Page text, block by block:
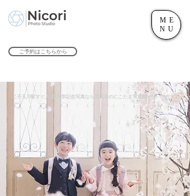
世田谷のフォトスタジオ「にこたま写真館 Nicori」｜二子玉川駅
​２０２４年で創業１０４周年を迎えます！
ご予約はこちらから
ME
NU
二子玉川駅すぐ入園/入学記念写真なら世田谷のにこたま写真館Nicoriでぜひ